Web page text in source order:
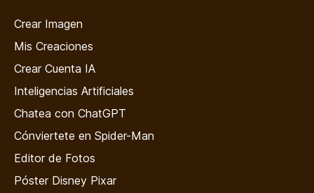
Crear Imagen
Mis Creaciones
Crear Cuenta IA
Inteligencias Artificiales
Chatea con ChatGPT
Cónviertete en Spider-Man
Editor de Fotos
Póster Disney Pixar